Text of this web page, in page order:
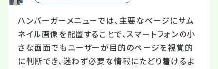
ハンバーガーメニューでは、主要なページにサム
ネイル画像を配置することで、スマートフォンの小
さな画面でもユーザーが目的のページを視覚的
に判断でき、迷わず必要な情報にたどり着けるよ